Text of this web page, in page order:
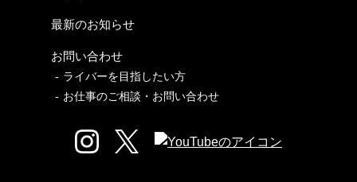
最新のお知らせ
お問い合わせ
ライバーを目指したい方
お仕事のご相談・お問い合わせ